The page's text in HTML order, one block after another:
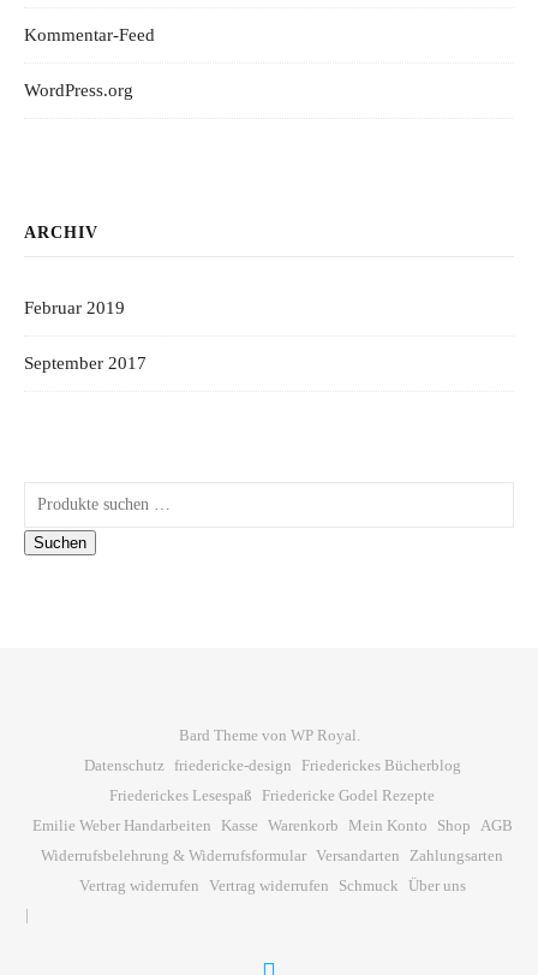
Kommentar-Feed
WordPress.org
ARCHIV
Februar 2019
September 2017
Suchen nach:
Suchen
Bard Theme von WP Royal.
Datenschutz
friedericke-design
Friederickes Bücherblog
Friederickes Lesespaß
Friedericke Godel Rezepte
Emilie Weber Handarbeiten
Kasse Warenkorb Mein Konto Shop AGB
Widerrufsbelehrung & Widerrufsformular Versandarten Zahlungsarten
Vertrag widerrufen Vertrag widerrufen Schmuck Über uns